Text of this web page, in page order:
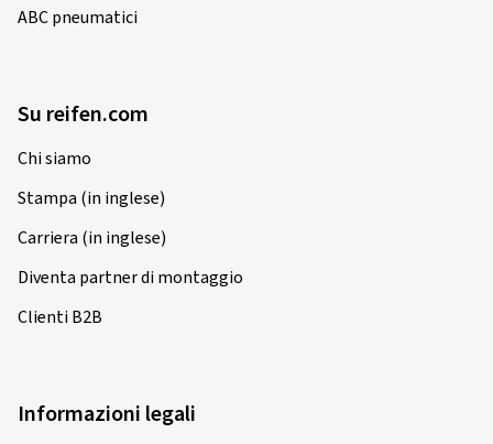
ABC pneumatici
Su reifen.com
Chi siamo
Stampa (in inglese)
Carriera (in inglese)
Diventa partner di montaggio
Clienti B2B
Informazioni legali